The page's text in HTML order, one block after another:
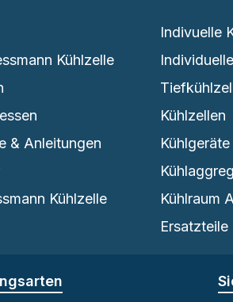
Kühlzelle
& Anleitungen
Kühlzelle
Indivuelle
Kühlzellen
Kühlgeräte
Kühlraum
Ersatzteile